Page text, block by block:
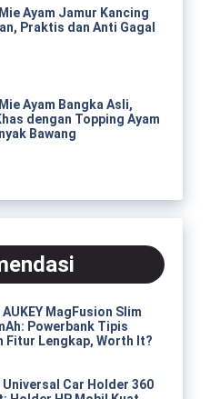
Ayam Jamur Kancing
Praktis dan Anti Gagal
Ayam Bangka Asli,
dengan Topping Ayam
Bawang
AUKEY MagFusion Slim
Powerbank Tipis
Fitur Lengkap, Worth It?
Universal Car Holder 360